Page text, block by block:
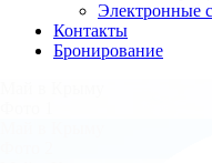
Электронные
Контакты
Бронирование